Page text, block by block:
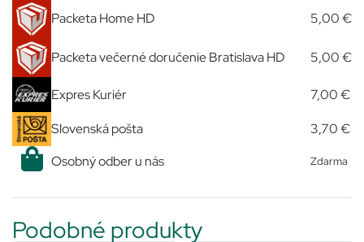
Packeta Home HD 5,00 €
Packeta večerné doručenie Bratislava HD 5,00 €
Expres Kuriér 7,00 €
Slovenská pošta
3,70 €
Osobný odber u nás
Zdarma
Podobné produkty